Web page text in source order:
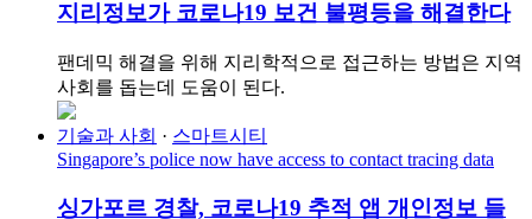
지리정보가 코로나19 보건 불평등을 해결한다
팬데믹 해결을 위해 지리학적으로 접근하는 방법은 지역
사회를 돕는데 도움이 된다.
기술과 사회 · 스마트시티
Singapore’s police now have access to contact tracing data
싱가포르 경찰, 코로나19 추적 앱 개인정보 들